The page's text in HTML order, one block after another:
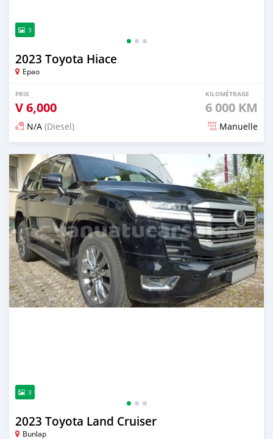
3
2023 Toyota Hiace
Epao
PRIX
V6,000
KILOMÉTRAGE
6 000 KM
N/A (Diesel) Manuelle
Publié il y a 3 mois
3
2023 Toyota Land Cruiser
Bunlap